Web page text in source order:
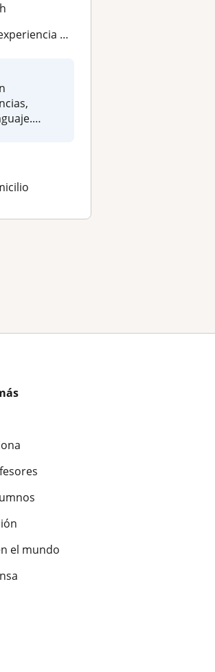
de reforzamiento o nivelación por zoom
el mundo